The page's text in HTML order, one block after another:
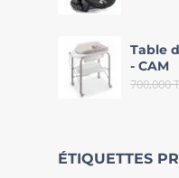
Table
- CAM
700,000
ÉTIQUETTES